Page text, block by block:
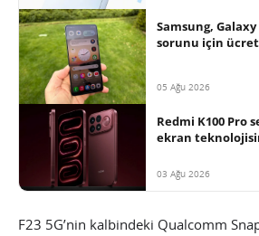
Samsung,
sorunu için
05 Ağu 2026
Redmi K100 Pro
ekran
03 Ağu 2026
F23 5G’nin kalbindeki Qualcomm